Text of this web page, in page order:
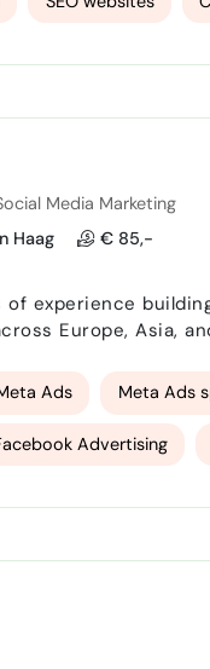
Media Marketing
Haag € 85,-
experience
Europe, Asia,
Skilled in digital…
Ads Meta Ads
Advertising